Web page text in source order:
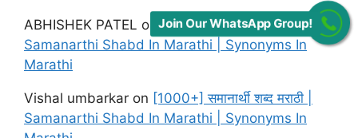
ABHISHEK PATEL on[1000+] समानार्थी शब्द मराठी |
Samanarthi Shabd In Marathi | Synonyms In
Marathi
Vishal umbarkar on [1000+] समानार्थी शब्द मराठी |
Samanarthi Shabd In Marathi | Synonyms In
Join Our WhatsApp Group!